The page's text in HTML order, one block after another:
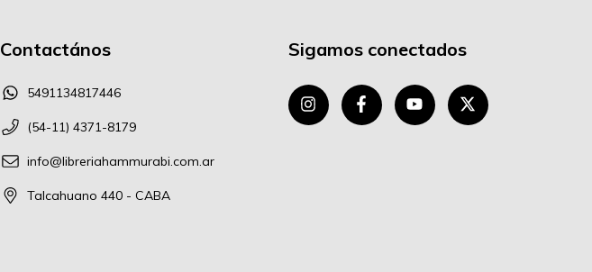
Contactános
5491134817446
(54-11) 4371-8179
info@libreriahammurabi.com.ar
Talcahuano 440 - CABA
Sigamos conectados